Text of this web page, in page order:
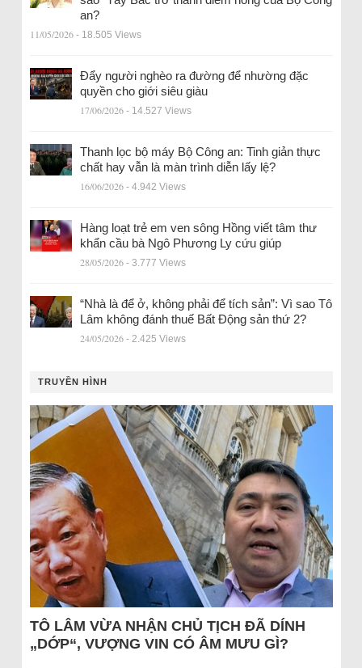
an?
11/05/2026 - 18.505 Views
Đẩy người nghèo ra đường để nhường đặc
quyền cho giới siêu giàu
17/06/2026 - 14.527 Views
Thanh lọc bộ máy Bộ Công an: Tinh giản thực
chất hay vẫn là màn trình diễn lấy lệ?
16/06/2026 - 4.942 Views
Hàng loạt trẻ em ven sông Hồng viết tâm thư
khẩn cầu bà Ngô Phương Ly cứu giúp
28/05/2026 - 3.777 Views
“Nhà là để ở, không phải để tích sản”: Vì sao Tô
Lâm không đánh thuế Bất Động sản thứ 2?
24/05/2026 - 2.425 Views
TRUYỀN HÌNH
TÔ LÂM VỪA NHẬN CHỦ TỊCH ĐÃ DÍNH
„DỚP“, VƯỢNG VIN CÓ ÂM MƯU GÌ?